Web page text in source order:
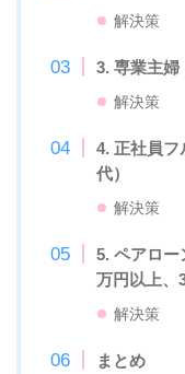
解決策
3. 専業主婦
解決策
4. 正社員フ
代）
解決策
5. ペアロー
万円以上、
解決策
まとめ